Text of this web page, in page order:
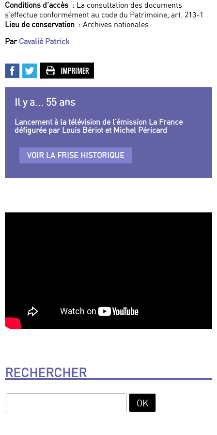
Conditions d’accès : La consultation des documents
s’effectue conformément au code du Patrimoine, art. 213-1
Lieu de conservation : Archives nationales
Par Cavalié Patrick
Il y a... 55 ans
Lancement à la télévision de l’émission La France
défigurée par Louis Bériot et Michel Péricard
VOIR LA FRISE HISTORIQUE
RECHERCHER